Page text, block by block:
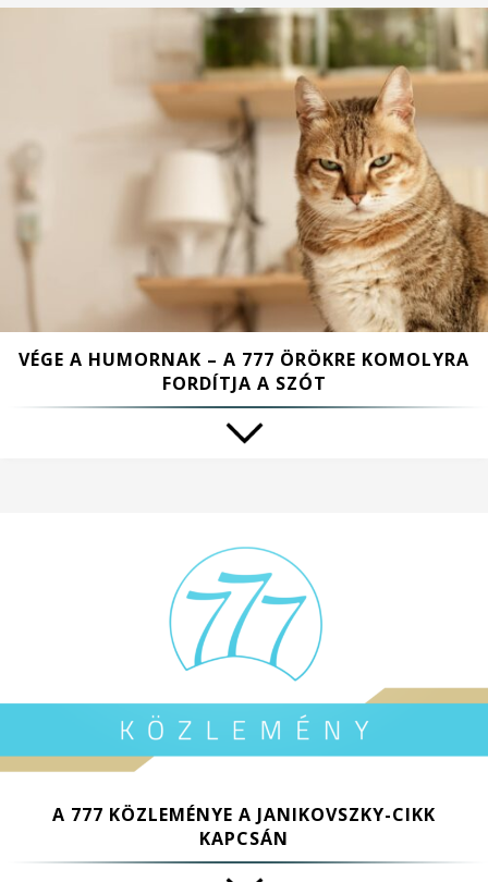
VÉGE A HUMORNAK – A 777 ÖRÖKRE KOMOLYRA
FORDÍTJA A SZÓT
A 777 KÖZLEMÉNYE A JANIKOVSZKY-CIKK
KAPCSÁN